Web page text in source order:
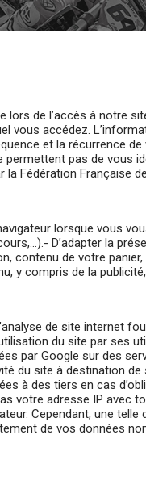
de l’accès à notre
vous accédez.
et la récurrence
pas de vous
Fédération Française
lorsque vous
D’adapter la
de votre
y compris de la
de site internet
du site par ses
par Google sur des
du site à destination
à des tiers en cas
votre adresse IP avec
Cependant, une
de vos données